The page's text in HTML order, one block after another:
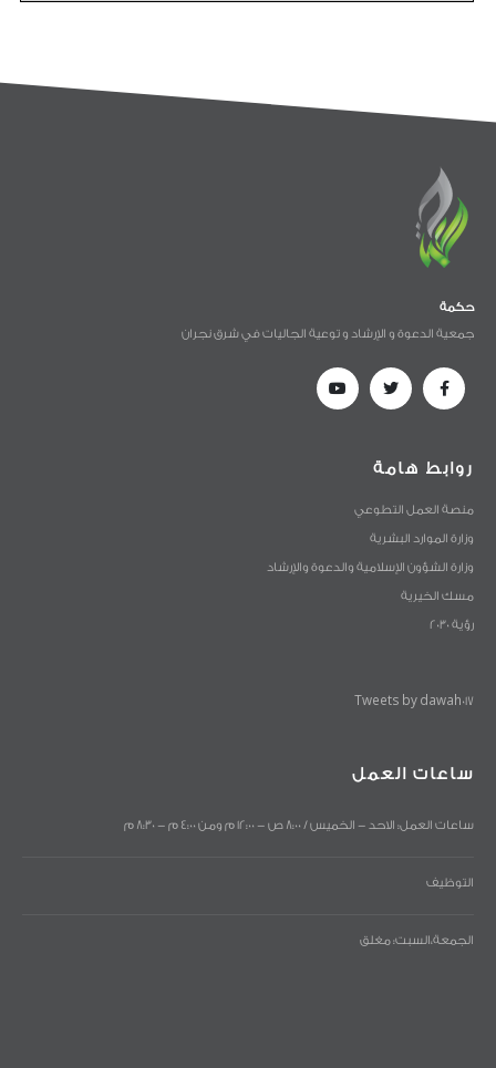
حكمة
جمعية الدعوة و الإرشاد و توعية الجاليات في شرق نجران
روابط هامة
منصة العمل التطوعي
وزارة الموارد البشرية
وزارة الشؤون الإسلامية والدعوة والإرشاد
مسك الخيرية
رؤية 2030
Tweets by dawah017
ساعات العمل
ساعات العمل: الاحد - الخميس / 8:00 ص - 12:00 م ومن 4:00 م - 8:30 م
التوظيف
الجمعة،السبت: مغلق